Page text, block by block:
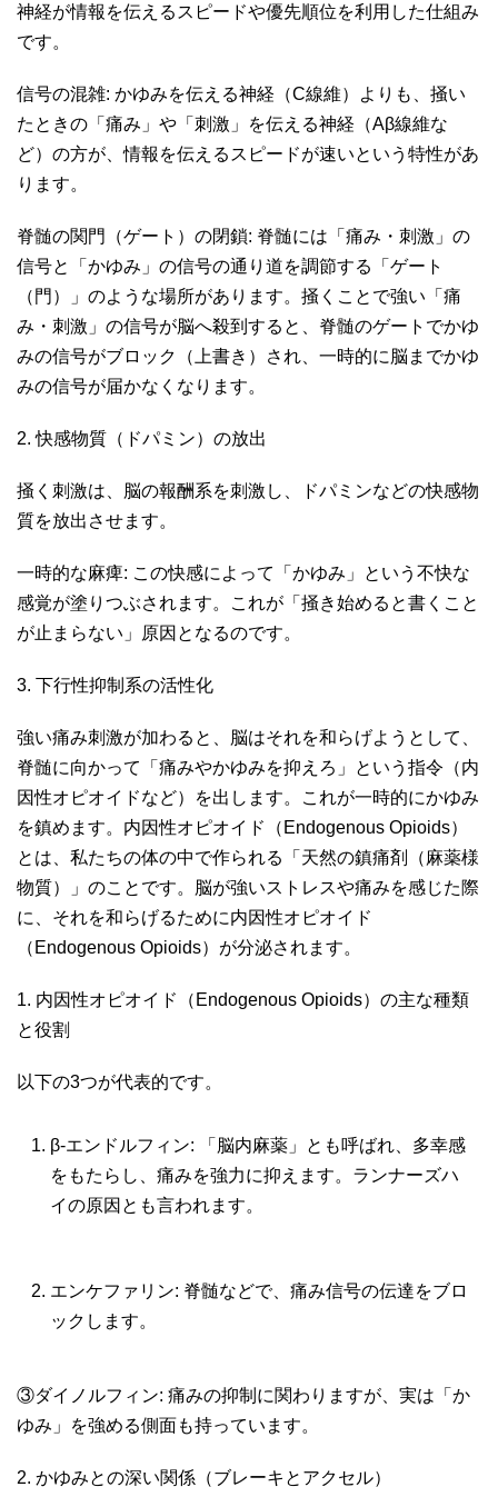
神経が情報を伝えるスピードや優先順位を利用した仕組み
です。
信号の混雑: かゆみを伝える神経（C線維）よりも、掻い
たときの「痛み」や「刺激」を伝える神経（Aβ線維な
ど）の方が、情報を伝えるスピードが速いという特性があ
ります。
脊髄の関門（ゲート）の閉鎖: 脊髄には「痛み・刺激」の
信号と「かゆみ」の信号の通り道を調節する「ゲート
（門）」のような場所があります。掻くことで強い「痛
み・刺激」の信号が脳へ殺到すると、脊髄のゲートでかゆ
みの信号がブロック（上書き）され、一時的に脳までかゆ
みの信号が届かなくなります。
2. 快感物質（ドパミン）の放出
掻く刺激は、脳の報酬系を刺激し、ドパミンなどの快感物
質を放出させます。
一時的な麻痺: この快感によって「かゆみ」という不快な
感覚が塗りつぶされます。これが「掻き始めると書くこと
が止まらない」原因となるのです。
3. 下行性抑制系の活性化
強い痛み刺激が加わると、脳はそれを和らげようとして、
脊髄に向かって「痛みやかゆみを抑えろ」という指令（内
因性オピオイドなど）を出します。これが一時的にかゆみ
を鎮めます。内因性オピオイド（Endogenous Opioids）
とは、私たちの体の中で作られる「天然の鎮痛剤（麻薬様
物質）」のことです。脳が強いストレスや痛みを感じた際
に、それを和らげるために内因性オピオイド
（Endogenous Opioids）が分泌されます。
1. 内因性オピオイド（Endogenous Opioids）の主な種類
と役割
以下の3つが代表的です。
β-エンドルフィン: 「脳内麻薬」とも呼ばれ、多幸感
をもたらし、痛みを強力に抑えます。ランナーズハ
イの原因とも言われます。
エンケファリン: 脊髄などで、痛み信号の伝達をブロ
ックします。
③ダイノルフィン: 痛みの抑制に関わりますが、実は「か
ゆみ」を強める側面も持っています。
2. かゆみとの深い関係（ブレーキとアクセル）